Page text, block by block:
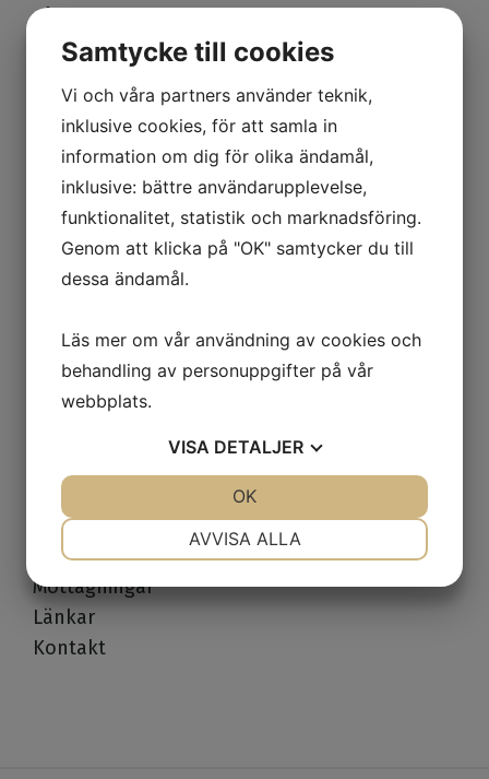
vår online-tjänst.
Vi återkommer till dig så fort vi kan under
Boka tid
Mödravård
Ultraljud
Preventivmedel
Cellprov
Sexologmottagning
Klimakterierådgivning
MammaMage
Om oss
Mottagningar
Länkar
Kontakt
Samtycke till cookies
Vi och våra partners använder teknik,
inklusive cookies, för att samla in
information om dig för olika ändamål,
inklusive: bättre användarupplevelse,
funktionalitet, statistik och marknadsföring.
Genom att klicka på "OK" samtycker du till
dessa ändamål.
Läs mer om vår användning av cookies och
behandling av personuppgifter på vår
webbplats.
VISA DETALJER
AVVISA ALLA
OK